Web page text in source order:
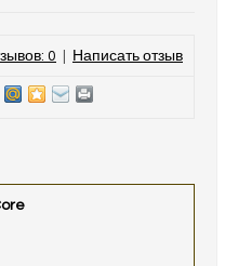
0 Написать отзыв